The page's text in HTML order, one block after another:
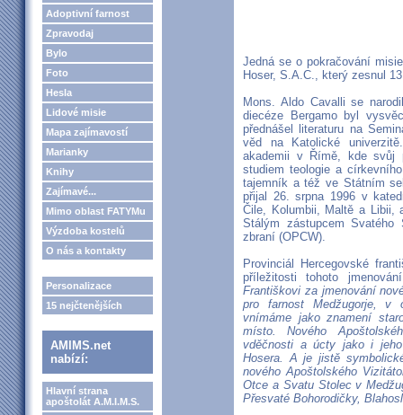
Adoptivní farnost
Zpravodaj
Bylo
Foto
Hesla
Lidové misie
Mapa zajímavostí
Marianky
Knihy
Zajímavé...
Mimo oblast FATYMu
Výzdoba kostelů
O nás a kontakty
Personalizace
15 nejčtenějších
AMIMS.net
nabízí:
Hlavní strana
apoštolát A.M.I.M.S.
Jedná se o pokračování
Hoser, S.A.C., který zesnul
Mons. Aldo Cavalli se
diecéze Bergamo byl
přednášel literaturu na
věd na Katolické
akademii v Římě, kde svůj
studiem teologie a
tajemník a též ve Státním
přijal 26. srpna 1996 v
Čile, Kolumbii, Maltě a Libii,
Stálým zástupcem
zbraní (OPCW).
Provinciál Hercegovské
příležitosti tohoto
Františkovi za jmenování
pro farnost Medžugorje, v
vnímáme jako znamení
místo. Nového
vděčnosti a úcty jako i jeho
Hosera. A je jistě
nového Apoštolského
Otce a Svatu Stolec v
Přesvaté Bohorodičky,